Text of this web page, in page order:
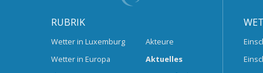
RUBRIK
Wetter in Luxemburg
Wetter in Europa
Akteure
Aktuelles